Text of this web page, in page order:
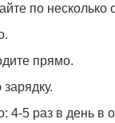
по
прямо.
4-5 раз в день в